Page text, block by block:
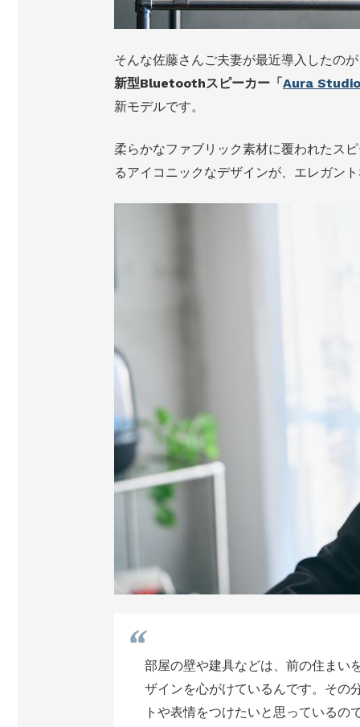
そんな佐藤さんご夫妻が最近導入したの
新型Bluetoothスピーカー「 Aura
新モデルです。
柔らかなファブリック素材に覆われたス
るアイコニックなデザインが、エレガン
部屋の壁や建具などは、前の住まい
ザインを心がけているんです。その
トや表情をつけたいと思っているの